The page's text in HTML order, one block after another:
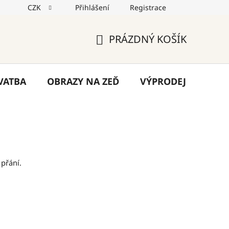
Reklamace Napište nám Blog
CZK Přihlášení Registrace
KOŠÍK
PRÁZDNÝ KOŠÍK
OBRAZY NA ZEĎ VÝPRODEJ